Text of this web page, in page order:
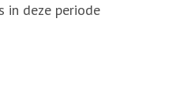
in deze periode